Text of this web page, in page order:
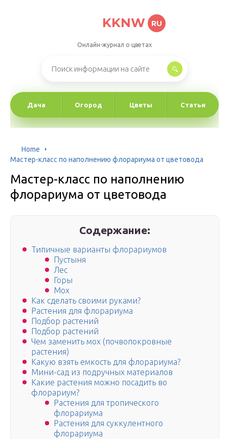
KKNW RU
Онлайн-журнал о цветах
Дача Огород Цветы Статьи
Home
Мастер-класс по наполнению флорариума от цветовода
Мастер-класс по наполнению
флорариума от цветовода
Содержание:
Типичные варианты флорариумов
Пустыня
Лес
Горы
Мох
Как сделать своими руками?
Растения для флорариума
Подбор растений
Подбор растений
Чем заменить мох (почвопокровные
растения)
Какую взять емкость для флорариума?
Мини-сад из подручных материалов
Какие растения можно посадить во
флорариум?
Растения для тропического
флорариума
Растения для суккулентного
флорариума